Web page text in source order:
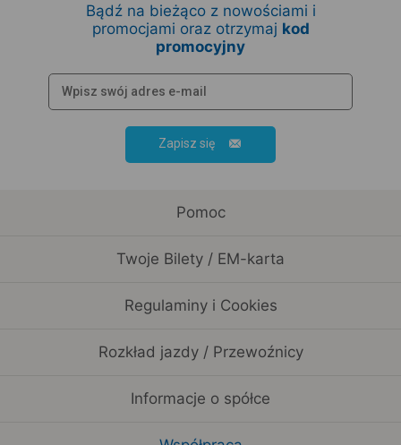
Bądź na bieżąco z nowościami i
promocjami oraz otrzymaj kod
promocyjny
Zapisz się
Pomoc
Twoje Bilety / EM-karta
Regulaminy i Cookies
Rozkład jazdy / Przewoźnicy
Informacje o spółce